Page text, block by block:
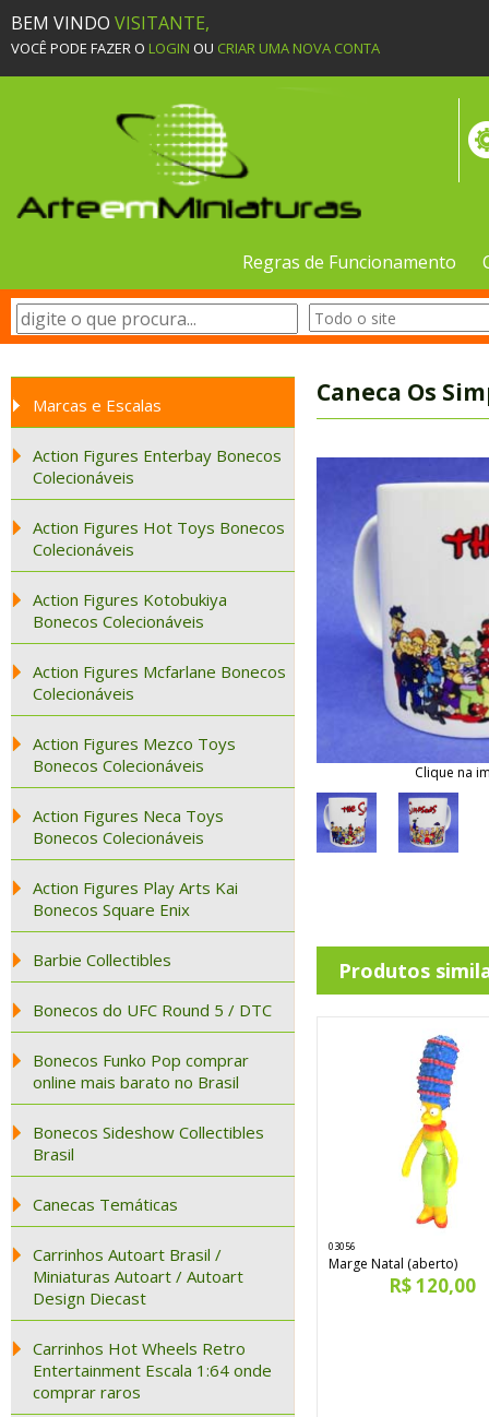
BEM VINDO VISITANTE,
VOCÊ PODE FAZER O LOGIN OU CRIAR UMA NOVA CONTA
Regras de Funcionamento
Marcas e Escalas
Action Figures Enterbay Bonecos
Colecionáveis
Action Figures Hot Toys Bonecos
Colecionáveis
Action Figures Kotobukiya
Bonecos Colecionáveis
Action Figures Mcfarlane Bonecos
Colecionáveis
Action Figures Mezco Toys
Bonecos Colecionáveis
Action Figures Neca Toys
Bonecos Colecionáveis
Action Figures Play Arts Kai
Bonecos Square Enix
Barbie Collectibles
Bonecos do UFC Round 5 / DTC
Bonecos Funko Pop comprar
online mais barato no Brasil
Bonecos Sideshow Collectibles
Brasil
Canecas Temáticas
Carrinhos Autoart Brasil /
Miniaturas Autoart / Autoart
Design Diecast
Carrinhos Hot Wheels Retro
Entertainment Escala 1:64 onde
comprar raros
Caneca Os
Clique na
Produtos
03056
Marge Natal (aberto)
R$ 120,00